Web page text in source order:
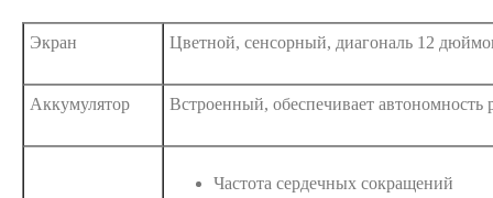
Экран Цветной, сенсорный, диагональ 12
Аккумулятор Встроенный, обеспечивает автономность
Частота сердечных сокращений